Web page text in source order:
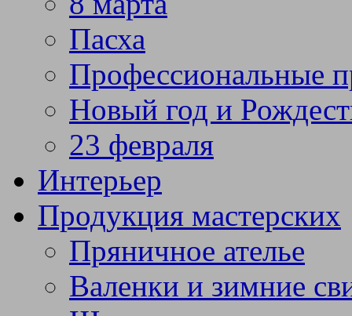
Пасха
Профессиональные
Новый год и
23 февраля
Интерьер
Продукция мастерских
Пряничное ателье
Валенки и зимние